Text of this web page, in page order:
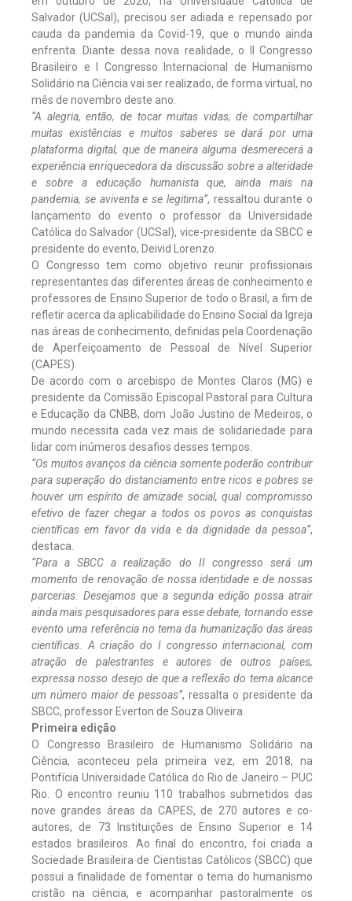
Salvador (UCSal), precisou ser adiada e repensado por
cauda da pandemia da Covid-19, que o mundo ainda
enfrenta. Diante dessa nova realidade, o II Congresso
Brasileiro e I Congresso Internacional de Humanismo
Solidário na Ciência vai ser realizado, de forma virtual, no
mês de novembro deste ano.
“A alegria, então, de tocar muitas vidas, de compartilhar
muitas existências e muitos saberes se dará por uma
plataforma digital, que de maneira alguma desmerecerá a
experiência enriquecedora da discussão sobre a alteridade
e sobre a educação humanista que, ainda mais na
pandemia, se aviventa e se legitima”, ressaltou durante o
lançamento do evento o professor da Universidade
Católica do Salvador (UCSal), vice-presidente da SBCC e
presidente do evento, Deivid Lorenzo.
O Congresso tem como objetivo reunir profissionais
representantes das diferentes áreas de conhecimento e
professores de Ensino Superior de todo o Brasil, a fim de
refletir acerca da aplicabilidade do Ensino Social da Igreja
nas áreas de conhecimento, definidas pela Coordenação
de Aperfeiçoamento de Pessoal de Nível Superior
(CAPES).
De acordo com o arcebispo de Montes Claros (MG) e
presidente da Comissão Episcopal Pastoral para Cultura
e Educação da CNBB, dom João Justino de Medeiros, o
mundo necessita cada vez mais de solidariedade para
lidar com inúmeros desafios desses tempos.
“Os muitos avanços da ciência somente poderão contribuir
para superação do distanciamento entre ricos e pobres se
houver um espírito de amizade social, qual compromisso
efetivo de fazer chegar a todos os povos as conquistas
científicas em favor da vida e da dignidade da pessoa”,
destaca.
“Para a SBCC a realização do II congresso será um
momento de renovação de nossa identidade e de nossas
parcerias. Desejamos que a segunda edição possa atrair
ainda mais pesquisadores para esse debate, tornando esse
evento uma referência no tema da humanização das áreas
científicas. A criação do I congresso internacional, com
atração de palestrantes e autores de outros países,
expressa nosso desejo de que a reflexão do tema alcance
um número maior de pessoas”, ressalta o presidente da
SBCC, professor Everton de Souza Oliveira.
Primeira edição
O Congresso Brasileiro de Humanismo Solidário na
Ciência, aconteceu pela primeira vez, em 2018, na
Pontifícia Universidade Católica do Rio de Janeiro – PUC
Rio. O encontro reuniu 110 trabalhos submetidos das
nove grandes áreas da CAPES, de 270 autores e co-
autores, de 73 Instituições de Ensino Superior e 14
estados brasileiros. Ao final do encontro, foi criada a
Sociedade Brasileira de Cientistas Católicos (SBCC) que
possui a finalidade de fomentar o tema do humanismo
cristão na ciência, e acompanhar pastoralmente os